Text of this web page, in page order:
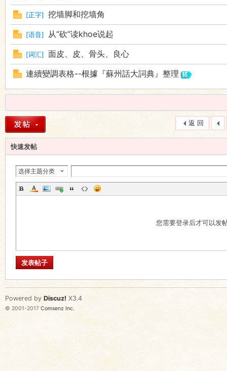
[正字] 挖墙脚和挖墙角
[语音] 从“砍”读khoe说起
[词汇]
面皮、皮、骨头、良心
連續變調表格--根據『蘇州話大詞典』整理
返 回
快速发帖
选择主题分类
您需要登录后才可以发
发表帖子
Powered by Discuz! X3.4
© 2001-2017 Comsenz Inc.